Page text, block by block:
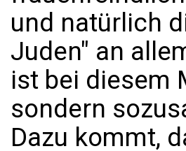
und natürlich
Juden" an
ist bei diesem
sondern
Dazu kommt,